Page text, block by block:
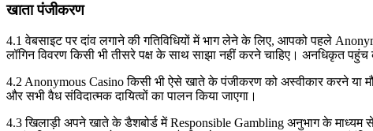
खाता पंजीकरण
4.1 वेबसाइट पर दांव लगाने की गतिविधियों में भाग लेने के लिए, आपको पहले
लॉगिन विवरण किसी भी तीसरे पक्ष के साथ साझा नहीं करने चाहिए। अनधिकृत
4.2 Anonymous Casino किसी भी ऐसे खाते के पंजीकरण को अस्वीकार करने या
और सभी वैध संविदात्मक दायित्वों का पालन किया जाएगा।
4.3 खिलाड़ी अपने खाते के डैशबोर्ड में Responsible Gambling अनुभाग के